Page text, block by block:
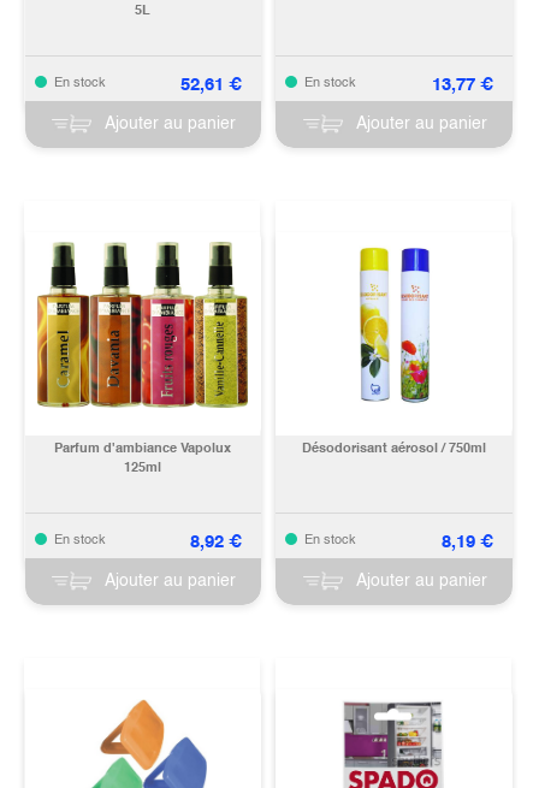
5L
En stock 52,61 €
Ajouter au panier
En stock 13,77€
Ajouter au panier
Parfum d'ambiance Vapolux
125ml
En stock 8,92€
Ajouter au panier
Désodorisant aérosol / 750ml
En stock 8,19€
Ajouter au panier